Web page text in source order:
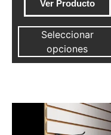
Ver Producto
Seleccionar
opciones